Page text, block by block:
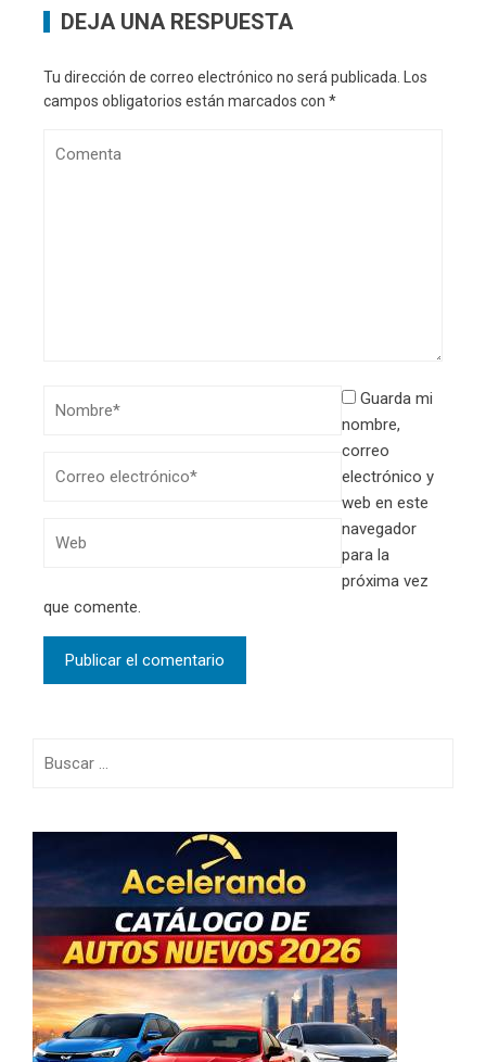
DEJA UNA RESPUESTA
Tu dirección de correo electrónico no será publicada.
Los
campos obligatorios están marcados con *
Guarda mi
nombre,
correo
electrónico y
web en este
navegador
para la
próxima vez
que comente.